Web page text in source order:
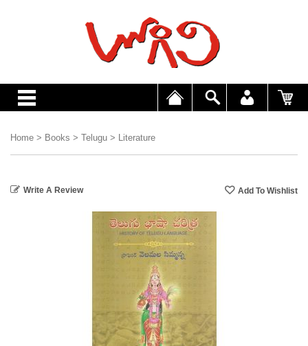
Home > Books > Telugu > Literature
Write A Review